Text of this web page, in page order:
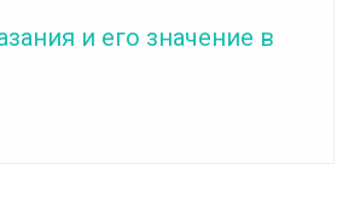
и его значение в